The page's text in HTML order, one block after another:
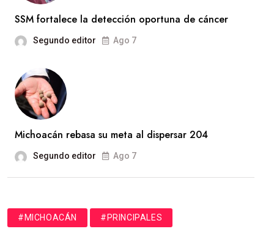
SSM fortalece la detección oportuna de cáncer
Segundo editor Ago 7
Michoacán rebasa su meta al dispersar 204
Segundo editor Ago 7
#MICHOACÁN #PRINCIPALES